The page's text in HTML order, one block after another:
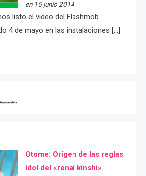
en 15 junio 2014
listo el video del Flashmob
4 de mayo en las instalaciones […]
Otome: Orígen de las reglas
idol del «renai kinshi»